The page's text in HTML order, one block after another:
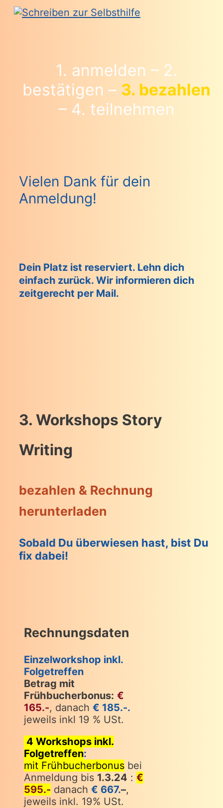
Zum
Inhalt
1. anmelden – 2.
bestätigen – 3. bezahlen
– 4. teilnehmen
Vielen Dank für dein
Anmeldung!
Dein Platz ist reserviert. Lehn dich
einfach zurück. Wir informieren dich
zeitgerecht per Mail.
3. Workshops Story
Writing
bezahlen & Rechnung
herunterladen
Sobald Du überwiesen hast, bist Du
fix dabei!
Rechnungsdaten
Einzelworkshop inkl.
Folgetreffen
Betrag mit
Frühbucherbonus: €
165.-, danach € 185.-.
jeweils inkl 19 % USt.
4 Workshops inkl.
Folgetreffen:
mit Frühbucherbonus bei
Anmeldung bis 1.3.24 : €
595.- danach € 667.–,
jeweils inkl. 19% USt.